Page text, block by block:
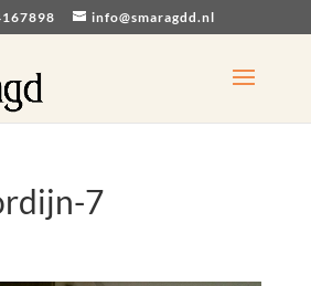
info@smaragdd.nl
7